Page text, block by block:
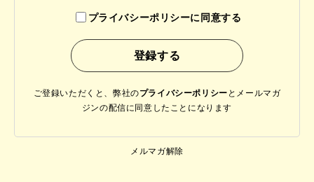
プライバシーポリシーに同意する
ご登録いただくと、弊社のプライバシーポリシー と メールマガ
ジンの配信に同意したことになります
メルマガ解除